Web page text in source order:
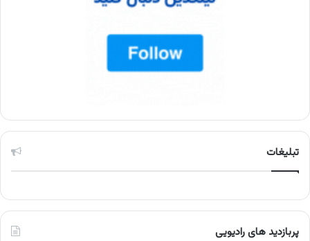
تبلیغات
پربازدید های رادیویی